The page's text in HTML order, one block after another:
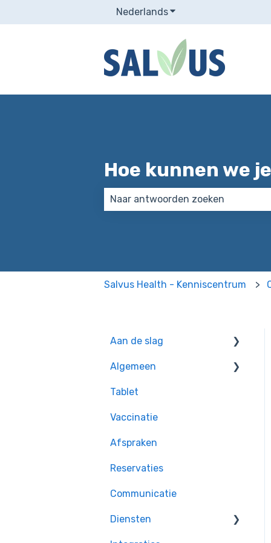
NederlandsSubmenu tonen voor
Hoe kunnen we
Salvus Health - Kenniscentrum
Aan de slag
Oefeningen voor
Algemeen
Handige tips
Tablet
Vaccinatie
Afspraken
Reservaties
Communicatie
Diensten